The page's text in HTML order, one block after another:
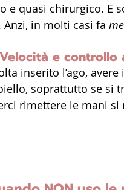
e quasi chirurgico. E
Anzi, in molti casi fa
e controllo
inserito l’ago,
soprattutto se si
rimettere le mani si